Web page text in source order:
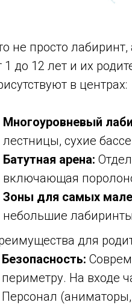
не просто лабиринт,
1 до 12 лет и их
в центрах:
Многоуровневый
лестницы, сухие
Батутная арена:
включающая
Зоны для самых
небольшие
для
Безопасность:
периметру. На входе
Персонал (аниматоры,